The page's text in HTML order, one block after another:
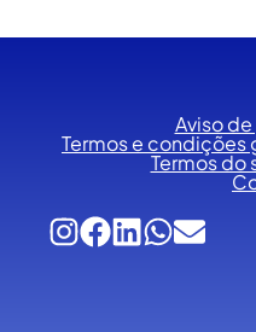
Aviso
Termos e condições
Termos do